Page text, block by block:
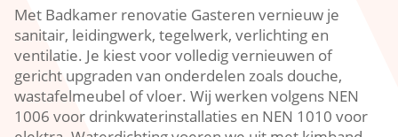
Met Badkamer renovatie Gasteren vernieuw je
sanitair, leidingwerk, tegelwerk, verlichting en
ventilatie. Je kiest voor volledig vernieuwen of
gericht upgraden van onderdelen zoals douche,
wastafelmeubel of vloer. Wij werken volgens NEN
1006 voor drinkwaterinstallaties en NEN 1010 voor